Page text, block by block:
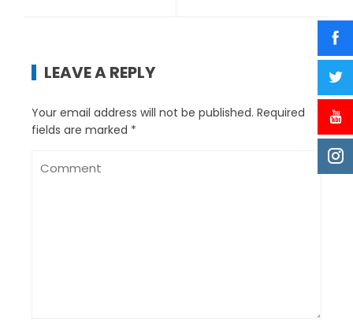
LEAVE A REPLY
Your email address will not be published. Required
fields are marked *